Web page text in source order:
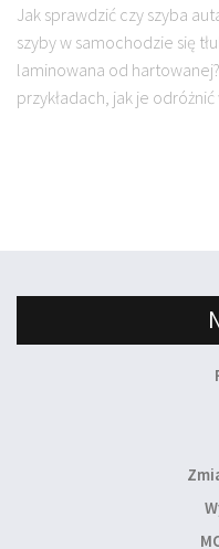
Jak sprawdzić czy szyba
szyby w samochodzie się
laminowana od
przykładach, jak je